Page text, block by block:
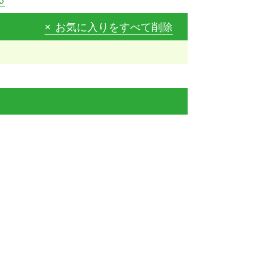
お気に入りをすべて削除